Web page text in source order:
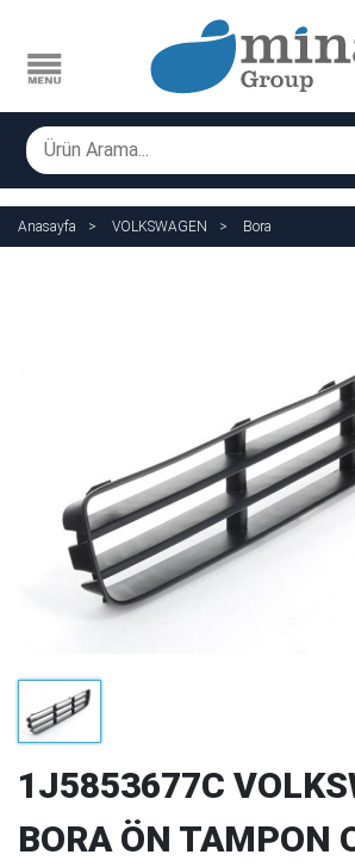
Anasayfa VOLKSWAGEN Bora
1J5853677C
BORA ÖN TAMPON